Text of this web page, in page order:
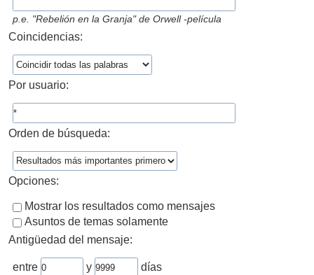
p.e. "Rebelión en la Granja" de Orwell -película
Coincidencias:
Por usuario:
Orden de búsqueda:
Opciones:
Mostrar los resultados como mensajes
Asuntos de temas solamente
Antigüedad del mensaje:
entre y
días